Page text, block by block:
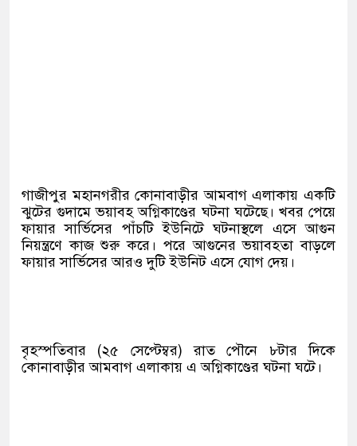
গাজীপুর মহানগরীর কোনাবাড়ীর আমবাগ এলাকায় একটি
ঝুটের গুদামে ভয়াবহ অগ্নিকাণ্ডের ঘটনা ঘটেছে। খবর পেয়ে
ফায়ার সার্ভিসের পাঁচটি ইউনিটে ঘটনাস্থলে এসে আগুন
নিয়ন্ত্রণে কাজ শুরু করে। পরে আগুনের ভয়াবহতা বাড়লে
ফায়ার সার্ভিসের আরও দুটি ইউনিট এসে যোগ দেয়।
বৃহস্পতিবার (২৫ সেপ্টেম্বর) রাত পৌনে ৮টার দিকে
কোনাবাড়ীর আমবাগ এলাকায় এ অগ্নিকাণ্ডের ঘটনা ঘটে।